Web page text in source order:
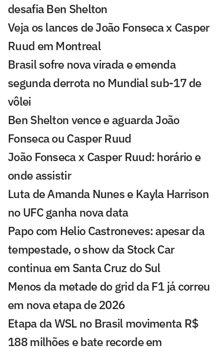
desafia Ben Shelton
Veja os lances de João Fonseca x Casper
Ruud em Montreal
Brasil sofre nova virada e emenda
segunda derrota no Mundial sub-17 de
vôlei
Ben Shelton vence e aguarda João
Fonseca ou Casper Ruud
João Fonseca x Casper Ruud: horário e
onde assistir
Luta de Amanda Nunes e Kayla Harrison
no UFC ganha nova data
Papo com Helio Castroneves: apesar da
tempestade, o show da Stock Car
continua em Santa Cruz do Sul
Menos da metade do grid da F1 já correu
em nova etapa de 2026
Etapa da WSL no Brasil movimenta R$
188 milhões e bate recorde em